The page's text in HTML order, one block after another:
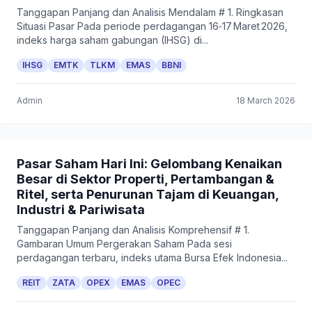
Tanggapan Panjang dan Analisis Mendalam # 1. Ringkasan
Situasi Pasar Pada periode perdagangan 16‑17 Maret 2026,
indeks harga saham gabungan (IHSG) di...
IHSG EMTK TLKM EMAS BBNI
Admin 18 March 2026
Pasar Saham Hari Ini: Gelombang Kenaikan
Besar di Sektor Properti, Pertambangan &
Ritel, serta Penurunan Tajam di Keuangan,
Industri & Pariwisata
Tanggapan Panjang dan Analisis Komprehensif # 1.
Gambaran Umum Pergerakan Saham Pada sesi
perdagangan terbaru, indeks utama Bursa Efek Indonesia...
REIT ZATA OPEX EMAS OPEC